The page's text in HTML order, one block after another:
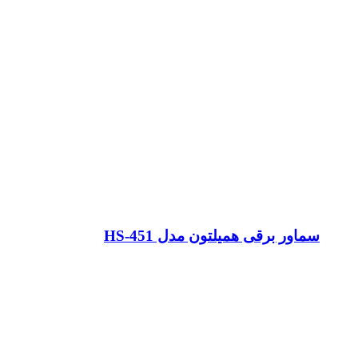
سماور برقی همیلتون مدل HS-451